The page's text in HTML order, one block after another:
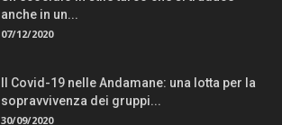
anche in un...
07/12/2020
Il Covid-19 nelle Andamane: una lotta per la
sopravvivenza dei gruppi...
30/09/2020